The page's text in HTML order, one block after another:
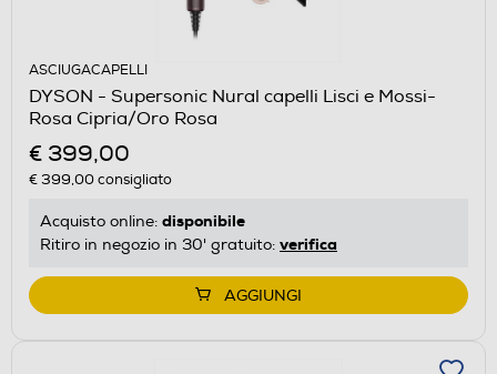
ASCIUGACAPELLI
DYSON - Supersonic Nural capelli Lisci e Mossi-
Rosa Cipria/Oro Rosa
€ 399,00
€ 399,00consigliato
Acquisto online: disponibile
Ritiro in negozio in 30' gratuito: verifica
AGGIUNGI